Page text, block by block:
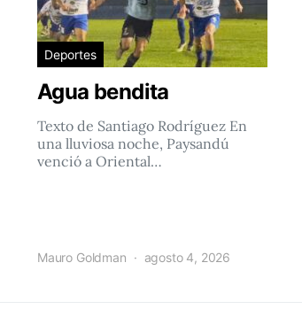
Deportes
Agua bendita
Texto de Santiago Rodríguez En
una lluviosa noche, Paysandú
venció a Oriental…
Mauro Goldman agosto 4, 2026